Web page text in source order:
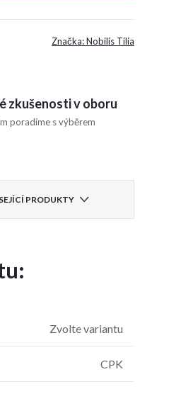
Značka:Nobilis Tilia
zkušenosti v oboru
poradíme s výběrem
PRODUKTY
Zvolte variantu
CPK